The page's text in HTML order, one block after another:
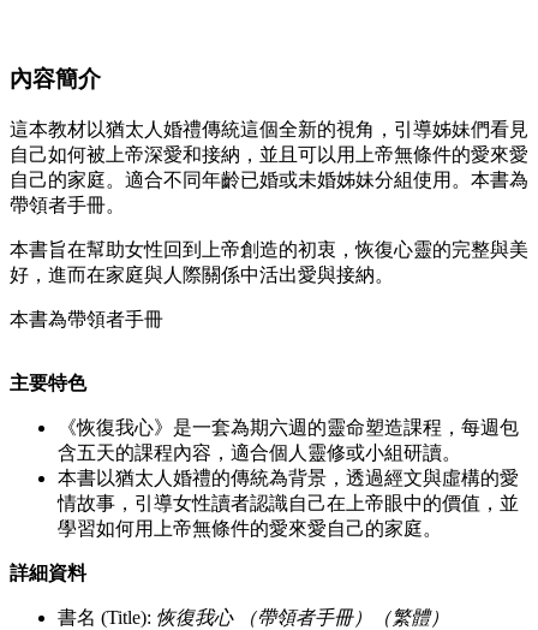
內容簡介
這本教材以猶太人婚禮傳統這個全新的視角，引導姊妹們看見
自己如何被上帝深愛和接納，並且可以用上帝無條件的愛來愛
自己的家庭。適合不同年齡已婚或未婚姊妹分組使用。本書為
帶領者手冊。
本書旨在幫助女性回到上帝創造的初衷，恢復心靈的完整與美
好，進而在家庭與人際關係中活出愛與接納。
本書為帶領者手冊
主要特色
《恢復我心》是一套為期六週的靈命塑造課程，每週包
含五天的課程內容，適合個人靈修或小組研讀。
本書以猶太人婚禮的傳統為背景，透過經文與虛構的愛
情故事，引導女性讀者認識自己在上帝眼中的價值，並
學習如何用上帝無條件的愛來愛自己的家庭。
詳細資料
書名 (Title): 恢復我心 （帶領者手冊）（繁體）